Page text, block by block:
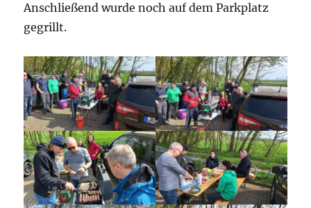
Anschließend wurde noch auf dem Parkplatz
gegrillt.